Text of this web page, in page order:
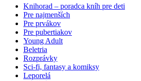
Knihorad – poradca kníh pre deti
Pre najmenších
Pre prvákov
Pre pubertiakov
Young Adult
Beletria
Rozprávky
Sci-fi, fantasy a komiksy
Leporelá